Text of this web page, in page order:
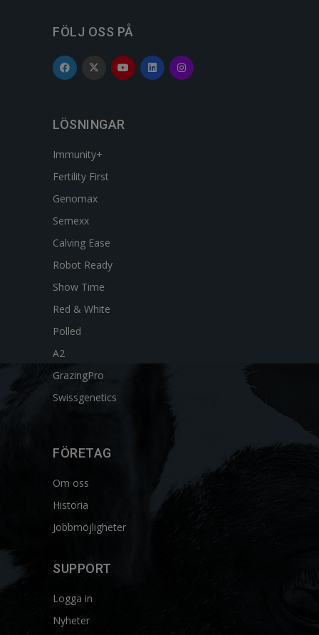
FÖLJ OSS PÅ
LÖSNINGAR
Immunity+
Fertility First
Genomax
Semexx
Calving Ease
Robot Ready
Show Time
Red & White
Polled
A2
GrazingPro
Swissgenetics
FÖRETAG
Om oss
Historia
Jobbmöjligheter
SUPPORT
Logga in
Nyheter